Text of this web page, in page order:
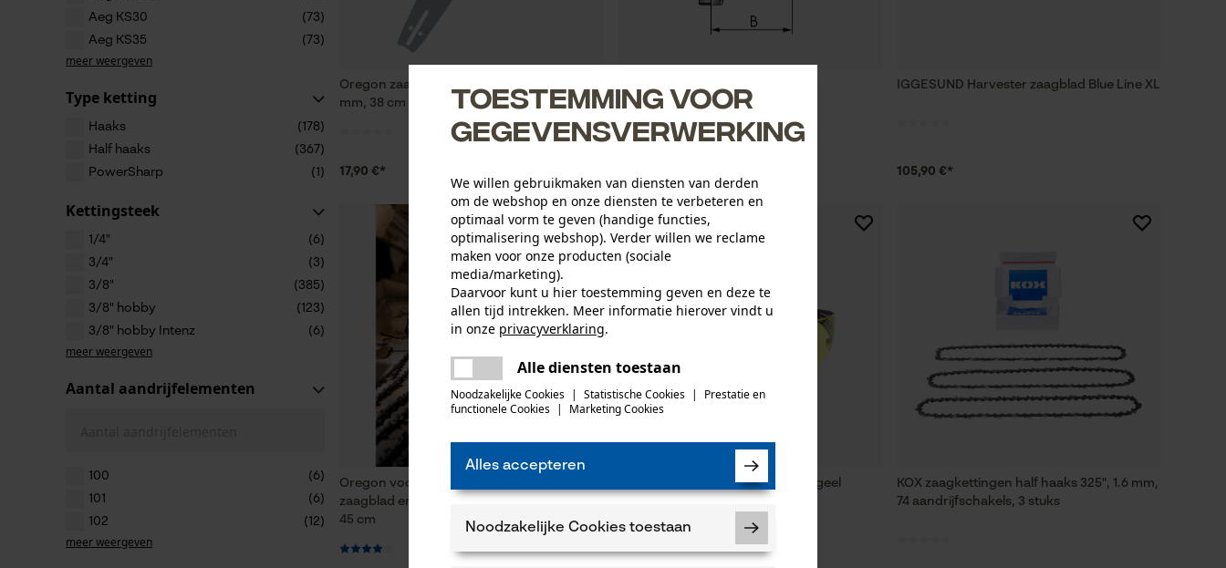
Aeg KS30
(73)
Aeg KS35
(73)
meer weergeven
Type ketting
Haaks
(178)
Half haaks
(367)
PowerSharp
(1)
Kettingsteek
1/4"
(6)
3/4"
(3)
3/8"
(385)
3/8" hobby
(123)
3/8" hobby Intenz
(6)
meer weergeven
Aantal aandrijfelementen
100
(6)
101
(6)
102
(12)
meer weergeven
Oregon zaagblad Advancecut .325", 1.5
mm, 38 cm
17,90 €*
IGGESUND Harvester zaagblad Blue Line XL
105,90 €*
Oregon voordelset ControlCut met
zaagblad en 4 zaagkettingen 325", 1.6 mm,
45 cm
3M veiligheidsbril SecureFit 400, geel
KOX zaagkettingen half haaks 325", 1.6 mm,
74 aandrijfschakels, 3 stuks
Toestemming voor
gegevensverwerking
We willen gebruikmaken van diensten van derden
om de webshop en onze diensten te verbeteren en
optimaal vorm te geven (handige functies,
optimalisering webshop). Verder willen we reclame
maken voor onze producten (sociale
media/marketing).
Daarvoor kunt u hier toestemming geven en deze te
allen tijd intrekken. Meer informatie hierover vindt u
in onze privacyverklaring.
Alle diensten toestaan
Noodzakelijke Cookies | Statistische Cookies |
Prestatie en
functionele Cookies | Marketing Cookies
Alles accepteren
Noodzakelijke Cookies toestaan
opnieuw te proberen.
mail